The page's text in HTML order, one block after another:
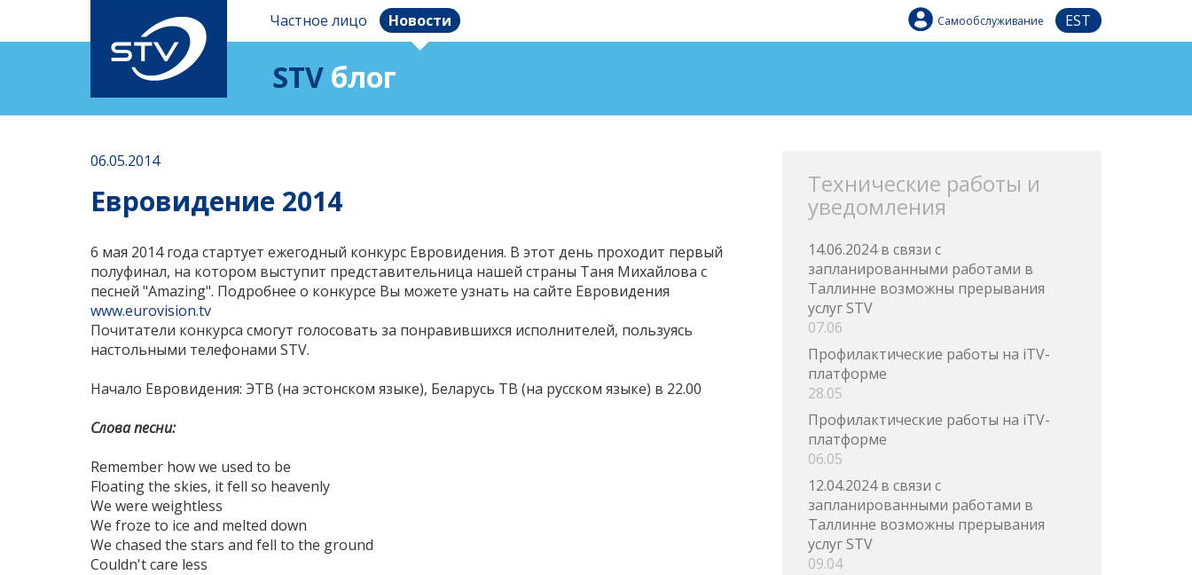
Частное лицо Новости Самообслуживание EST
STV блог
06.05.2014
Евровидение 2014
6 мая 2014 года стартует ежегодный конкурс Евровидения. В этот день проходит первый
полуфинал, на котором выступит представительница нашей страны Таня Михайлова с
песней "Amazing". Подробнее о конкурсе Вы можете узнать на сайте Евровидения
www.eurovision.tv
Почитатели конкурса смогут голосовать за понравившихся исполнителей, пользуясь
настольными телефонами STV.
Начало Евровидения: ЭТВ (на эстонском языке), Беларусь ТВ (на русском языке) в 22.00
Слова песни:
Remember how we used to be
Floating the skies, it fell so heavenly
We were weightless
We froze to ice and melted down
We chased the stars and fell to the ground
Couldn't care less
Технические работы и
уведомления
14.06.2024 в связи с
запланированными работами в
Таллинне возможны прерывания
услуг STV
07.06
Профилактические работы на iTV-
платформе
28.05
Профилактические работы на iTV-
платформе
06.05
12.04.2024 в связи с
запланированными работами в
Таллинне возможны прерывания
услуг STV
09.04